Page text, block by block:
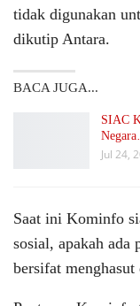
tidak digunakan
dikutip Antara.
BACA JUGA...
SIAC
Jul 24,
Saat ini Kominfo
sosial, apakah ada
bersifat